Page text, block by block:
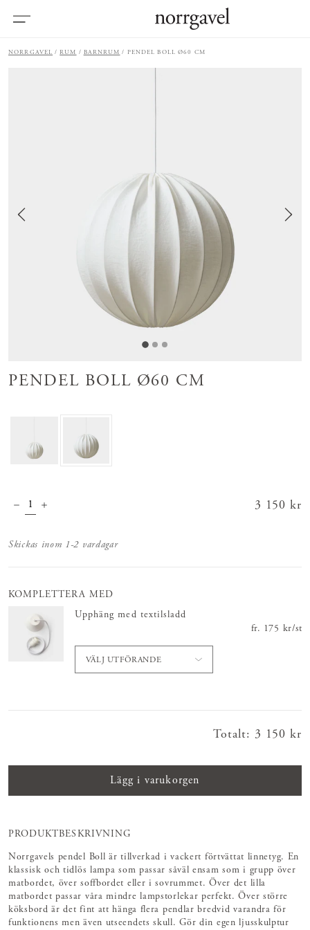
NORRGAVEL RUM BARNRUM PENDEL BOLL Ø60 CM
PENDEL BOLL Ø60 CM
Pris:
3 150 kr
Skickas inom 1-2 vardagar
KOMPLETTERA MED
Upphäng med textilsladd
fr. 175 kr/st
VÄLJ UTFÖRANDE
Totalt: Pris:
3 150 kr
Lägg i varukorgen
PRODUKTBESKRIVNING
Norrgavels pendel Boll är tillverkad i vackert förtvättat linnetyg. En
klassisk och tidlös lampa som passar såväl ensam som i grupp över
matbordet, över soffbordet eller i sovrummet. Över det lilla
matbordet passar våra mindre lampstorlekar perfekt. Över större
köksbord är det fint att hänga flera pendlar bredvid varandra för
funktionens men även utseendets skull. Gör din egen ljusskulptur